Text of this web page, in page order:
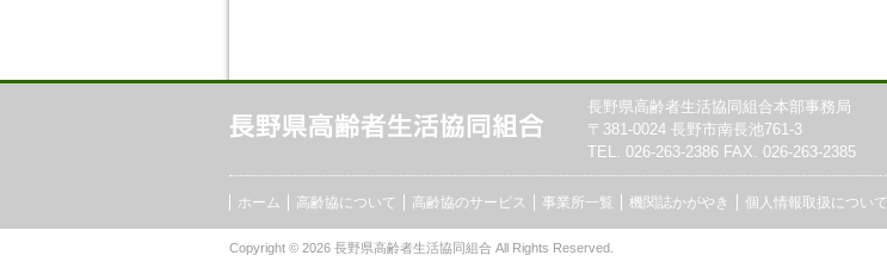
長野県高齢者生活協同組合本部事務局
〒381-0024 長野市南長池761-3
TEL. 026-263-2386 FAX. 026-263-2385
ホーム 高齢協について 高齢協のサービス 事業所一覧 機関誌かがやき 個人情報取扱について
Copyright © 2026 長野県高齢者生活協同組合 All Rights Reserved.